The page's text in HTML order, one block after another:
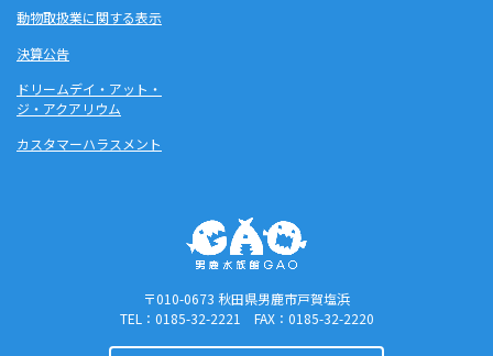
動物取扱業に関する表示
決算公告
ドリームデイ・アット・
ジ・アクアリウム
カスタマーハラスメント
〒010-0673 秋田県男鹿市戸賀塩浜
TEL：0185-32-2221 FAX：0185-32-2220